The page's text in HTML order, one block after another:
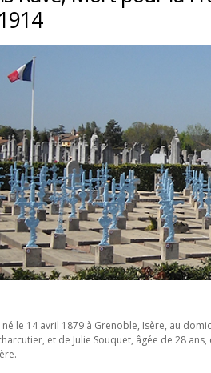
né le 14 avril 1879 à Grenoble, Isère, au
et de Julie Souquet, âgée de 28